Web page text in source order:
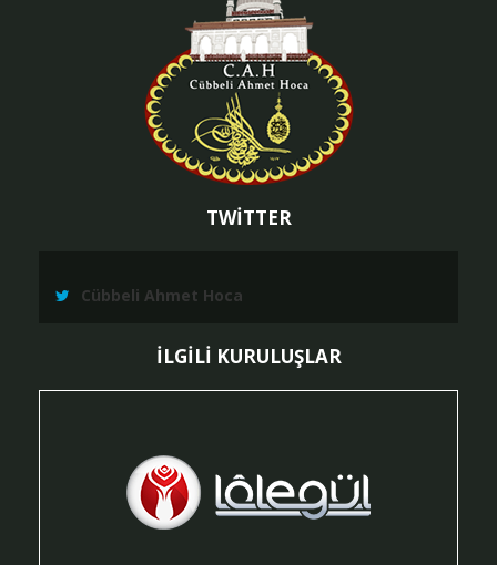
TWİTTER
Cübbeli Ahmet Hoca
İLGİLİ KURULUŞLAR